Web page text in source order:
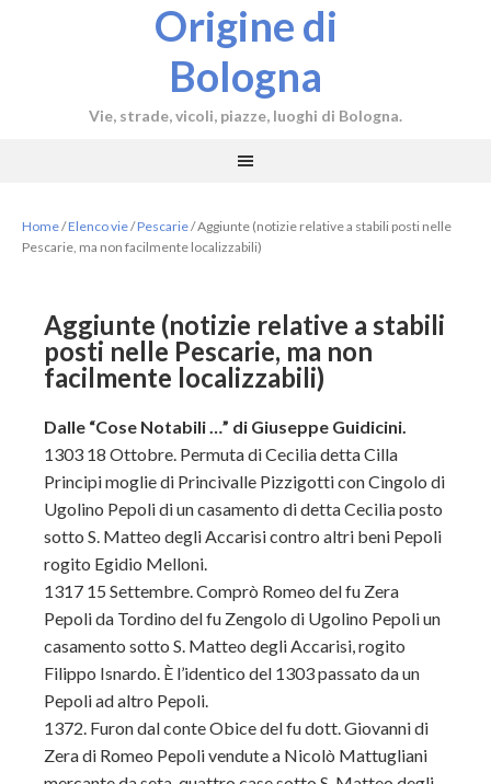
Origine di
Bologna
Vie, strade, vicoli, piazze, luoghi di Bologna.
Home/Elenco vie/Pescarie/Aggiunte (notizie relative a stabili posti nelle
Pescarie, ma non facilmente localizzabili)
Aggiunte (notizie relative a stabili
posti nelle Pescarie, ma non
facilmente localizzabili)
Dalle “Cose Notabili …” di Giuseppe Guidicini.
1303 18 Ottobre. Permuta di Cecilia detta Cilla
Principi moglie di Princivalle Pizzigotti con Cingolo di
Ugolino Pepoli di un casamento di detta Cecilia posto
sotto S. Matteo degli Accarisi contro altri beni Pepoli
rogito Egidio Melloni.
1317 15 Settembre. Comprò Romeo del fu Zera
Pepoli da Tordino del fu Zengolo di Ugolino Pepoli un
casamento sotto S. Matteo degli Accarisi, rogito
Filippo Isnardo. È l’identico del 1303 passato da un
Pepoli ad altro Pepoli.
1372. Furon dal conte Obice del fu dott. Giovanni di
Zera di Romeo Pepoli vendute a Nicolò Mattugliani